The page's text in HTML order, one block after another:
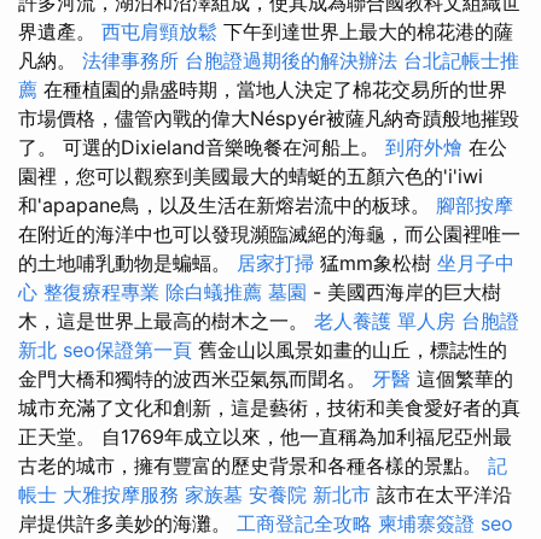
界遺產。 西屯肩頸放鬆 下午到達世界上最大的棉花港的薩
凡納。 法律事務所 台胞證過期後的解決辦法 台北記帳士推
薦 在種植園的鼎盛時期，當地人決定了棉花交易所的世界
市場價格，儘管內戰的偉大Néspyér被薩凡納奇蹟般地摧毀
了。 可選的Dixieland音樂晚餐在河船上。 到府外燴 在公
園裡，您可以觀察到美國最大的蜻蜓的五顏六色的'i'iwi
和'apapane鳥，以及生活在新熔岩流中的板球。 腳部按摩
在附近的海洋中也可以發現瀕臨滅絕的海龜，而公園裡唯一
的土地哺乳動物是蝙蝠。 居家打掃 猛mm象松樹 坐月子中
心 整復療程專業 除白蟻推薦 墓園 - 美國西海岸的巨大樹
木，這是世界上最高的樹木之一。 老人養護 單人房 台胞證
新北 seo保證第一頁 舊金山以風景如畫的山丘，標誌性的
金門大橋和獨特的波西米亞氣氛而聞名。 牙醫 這個繁華的
城市充滿了文化和創新，這是藝術，技術和美食愛好者的真
正天堂。 自1769年成立以來，他一直稱為加利福尼亞州最
古老的城市，擁有豐富的歷史背景和各種各樣的景點。 記
帳士 大雅按摩服務 家族墓 安養院 新北市 該市在太平洋沿
岸提供許多美妙的海灘。 工商登記全攻略 柬埔寨簽證 seo